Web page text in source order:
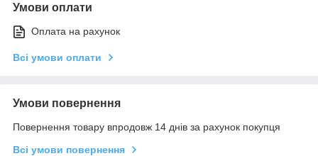
Умови оплати
Оплата на рахунок
Всі умови оплати
Умови повернення
Повернення товару впродовж 14 днів за рахунок покупця
Всі умови повернення